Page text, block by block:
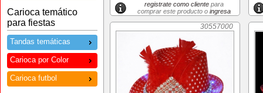
Carioca temático
para fiestas
Tandas temáticas
Carioca por Color
Carioca futbol
registrate como clientepara
comprar este producto o ingresa
30557000